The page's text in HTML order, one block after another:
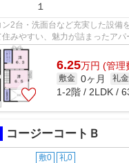
１
2台・洗面台など充実した設備
みやすい、魅力が詰まったア
く開放的な空間を作り...
6.25万円 (管理
敷金 0ヶ月 礼金
1-2階 / 2LDK /
コージーコートＢ
敷0 礼0